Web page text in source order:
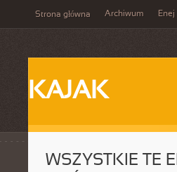
Strona główna Archiwum Enej
KAJAK
WSZYSTKIE TE